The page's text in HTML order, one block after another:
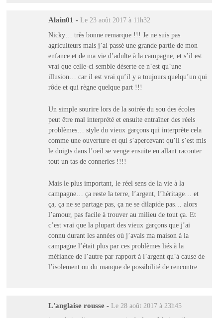
Alain01 - Le 23 août 2017 à 11h32
Nicky… très bonne remarque !!! Je ne suis pas
agriculteurs mais j’ai passé une grande partie de mon
enfance et de ma vie d’adulte à la campagne, et s’il est
vrai que celle-ci semble déserte ce n’est qu’une
illusion… car il est vrai qu’il y a toujours quelqu’un qui
rôde et qui règne quelque part !!!
Un simple sourire lors de la soirée du sou des écoles
peut être mal interprété et ensuite entraîner des réels
problèmes… style du vieux garçons qui interprète cela
comme une ouverture et qui s’apercevant qu’il s’est mis
le doigts dans l’oeil se venge ensuite en allant raconter
tout un tas de conneries !!!!
Mais le plus important, le réel sens de la vie à la
campagne… ça reste la terre, l’argent, l’héritage… et
ça, ça ne se partage pas, ça ne se dilapide pas… alors
l’amour, pas facile à trouver au milieu de tout ça. Et
c’est vrai que la plupart des vieux garçons que j’ai
connu durant les années où j’avais ma maison à la
campagne l’était plus par ces problèmes liés à la
méfiance de l’autre par rapport à l’argent qu’à cause de
l’isolement ou du manque de possibilité de rencontre.
L'anglaise rousse - Le 28 août 2017 à 23h45